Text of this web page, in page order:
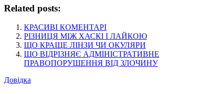
Related posts:
КРАСИВІ КОМЕНТАРІ
РІЗНИЦЯ МІЖ ХАСКІ І ЛАЙКОЮ
ЩО КРАЩЕ ЛІНЗИ ЧИ ОКУЛЯРИ
ЩО ВІДРІЗНЯЄ АДМІНІСТРАТИВНЕ
ПРАВОПОРУШЕННЯ ВІД ЗЛОЧИНУ
Довідка